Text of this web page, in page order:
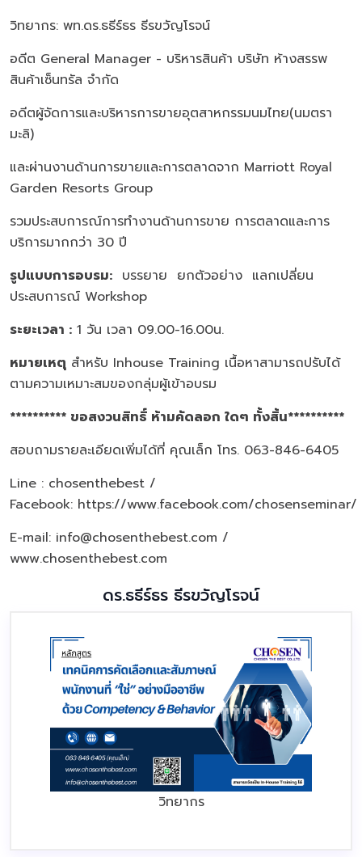
วิทยากร: พท.ดร.ธธีร์ธร ธีรขวัญโรจน์
อดีต General Manager - บริหารสินค้า บริษัท ห้างสรรพ
สินค้าเซ็นทรัล จำกัด
อดีตผู้จัดการและบริหารการขายอุตสาหกรรมนมไทย(นมตรา
มะลิ)
และผ่านงานด้านการขายและการตลาดจาก Marriott Royal
Garden Resorts Group
รวมประสบการณ์การทำงานด้านการขาย การตลาดและการ
บริการมากกว่า 30 ปี
รูปแบบการอบรม: บรรยาย ยกตัวอย่าง แลกเปลี่ยน
ประสบการณ์ Workshop
ระยะเวลา : 1 วัน เวลา 09.00-16.00น.
หมายเหตุ สำหรับ Inhouse Training เนื้อหาสามารถปรับได้
ตามความเหมาะสมของกลุ่มผู้เข้าอบรม
********** ขอสงวนสิทธิ์ ห้ามคัดลอก ใดๆ ทั้งสิ้น**********
สอบถามรายละเอียดเพิ่มได้ที่ คุณเล็ก โทร. 063-846-6405
Line : chosenthebest /
Facebook: https://www.facebook.com/chosenseminar/
E-mail: info@chosenthebest.com /
www.chosenthebest.com
ดร.ธธีร์ธร ธีรขวัญโรจน์
วิทยากร